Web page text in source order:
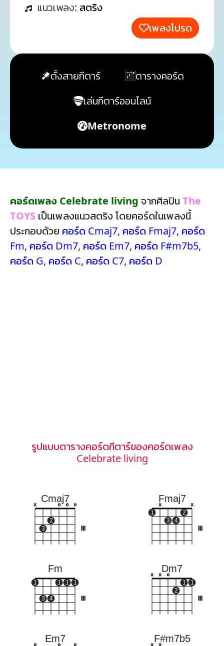
แนวเพลง: สตริง
เพลงโปรด
ตั้งสายกีตาร์
ตารางคอร์ด
เล่นกีตาร์ออนไลน์
Metronome
คอร์ดเพลง Celebrate living จากศิลปินThe
TOYS เป็นเพลงแนวสตริง โดยคอร์ดในเพลงนี้
ประกอบด้วย คอร์ด Cmaj7, คอร์ด Fmaj7, คอร์ด
Fm, คอร์ด Dm7, คอร์ด Em7, คอร์ด F#m7b5,
คอร์ด G, คอร์ด C, คอร์ด C7, คอร์ด D
รูปแบบตารางคอร์ดกีตาร์ของคอร์ดเพลง
Celebrate living
Cmaj7
x
3
2
o o o
Fmaj7
1
x
3 4
2
x
Fm
1
3 4
1 1 1
Dm7
x x o
2
1 1
Em7
o o o
F#m7b5
x x